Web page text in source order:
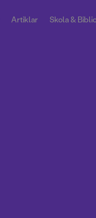
Artiklar Skola &